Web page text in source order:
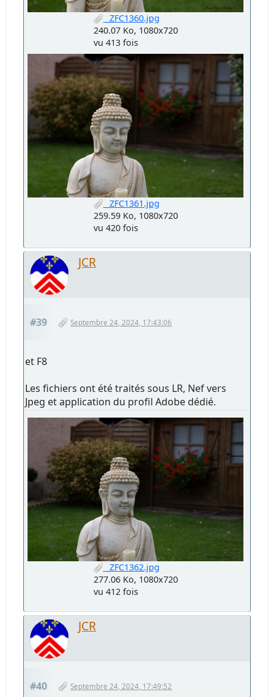
_ZFC1360.jpg
240.07 Ko, 1080x720
vu 413 fois
_ZFC1361.jpg
259.59 Ko, 1080x720
vu 420 fois
JCR
#39 Septembre 24, 2024, 17:43:06
et F8
Les fichiers ont été traités sous LR, Nef vers
Jpeg et application du profil Adobe dédié.
_ZFC1362.jpg
277.06 Ko, 1080x720
vu 412 fois
JCR
#40 Septembre 24, 2024, 17:49:52